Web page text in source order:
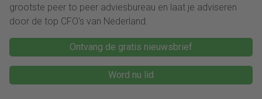
grootste peer to peer adviesbureau en laat je adviseren
door de top CFO's van Nederland.
Ontvang de gratis nieuwsbrief
Word nu lid